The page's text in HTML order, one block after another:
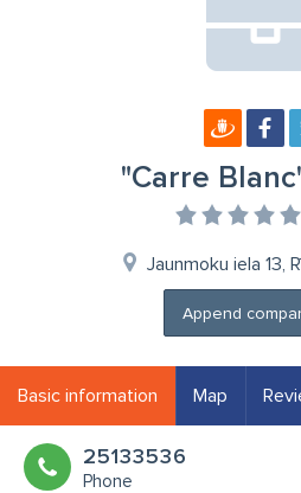
"Carre
Jaunmoku iela 13,
Append
Basic information Map
25133536
Phone